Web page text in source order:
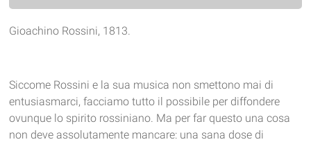
Gioachino Rossini, 1813.
Siccome Rossini e la sua musica non smettono mai di
entusiasmarci, facciamo tutto il possibile per diffondere
ovunque lo spirito rossiniano. Ma per far questo una cosa
non deve assolutamente mancare: una sana dose di